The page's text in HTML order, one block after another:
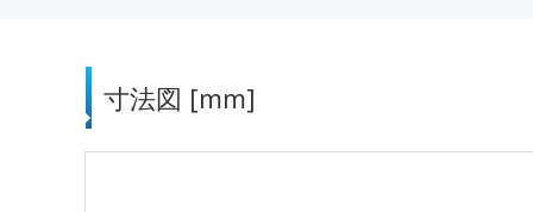
寸法図 [mm]